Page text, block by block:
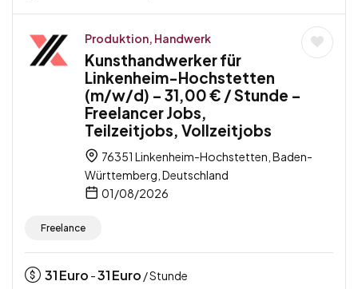
Produktion, Handwerk
Kunsthandwerker für
Linkenheim-Hochstetten
(m/w/d) – 31,00 € / Stunde –
Freelancer Jobs,
Teilzeitjobs, Vollzeitjobs
76351 Linkenheim-Hochstetten, Baden-
Württemberg, Deutschland
01/08/2026
Freelance
31Euro -31Euro / Stunde